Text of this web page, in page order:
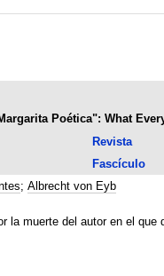
Poética": What
Revista
Fascículo
; Albrecht von Eyb
la muerte del autor en el